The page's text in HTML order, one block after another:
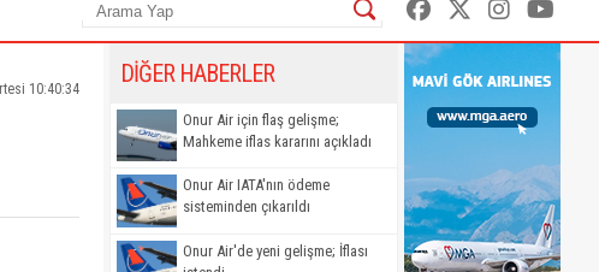
10:40:34
DİĞER HABERLER
Onur Air için flaş gelişme;
Mahkeme iflas kararını açıkladı
Onur Air IATA'nın ödeme
sisteminden çıkarıldı
Onur Air'de yeni gelişme; İflası